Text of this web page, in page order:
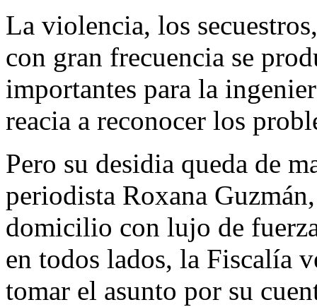
La violencia, los
con gran frecuencia se
importantes para la
reacia a reconocer los
Pero su desidia queda de
periodista Roxana
domicilio con lujo de
en todos lados, la Fiscalía
tomar el asunto por su